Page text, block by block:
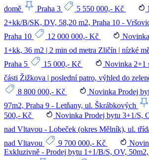
domě
Praha 3 5 550 000,- Kč
2+kk/B/SK, DV, 58,20 m2, Praha 10 -
Praha 10
12 000 000,- Kč Novinka
1+kk, 36 m2 | 2 min od metra Zličín | nízké
Praha 5
15 000,- Kč Novinka 2+1
části Žižkova | poslední patro, výhled do
8 800 000,- Kč
Novinka Prodej
97m2, Praha 9 - Letňany, ul. Škrábkových
500,- Kč
Novinka Prodej bytu 3+1/S,
nad Vltavou - Lobeček (okres Mělník), ul.
nad Vltavou
9 700 000,- Kč
Exkluzivně - Prodej bytu 1+1/B/S, OV,